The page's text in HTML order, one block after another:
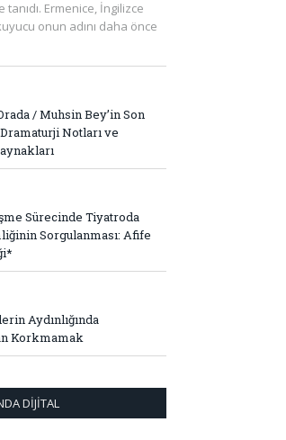
Ermenice, İngilizce
onun adını daha önce
/ Muhsin Bey’in Son
Notları ve
Sürecinde Tiyatroda
Sorgulanması: Afife
Aydınlığında
Korkmamak
DIJITAL